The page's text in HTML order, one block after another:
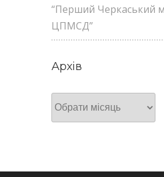
“Перший Черкаський
ЦПМСД”
Архів
Архів